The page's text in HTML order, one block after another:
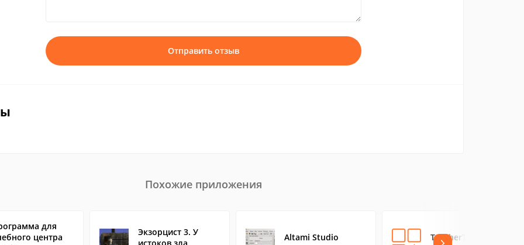
Отправить отзыв
Похожие приложения
для
центра
Экзорцист 3. У
истоков зла
Altami Studio TeacherTool X